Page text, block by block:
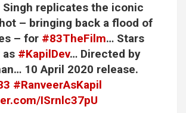
Singh replicates the iconic
– bringing back a flood of
– for #83TheFilm… Stars
as #KapilDev… Directed by
10 April 2020 release.
#RanveerAsKapil
ISrnlc37pU